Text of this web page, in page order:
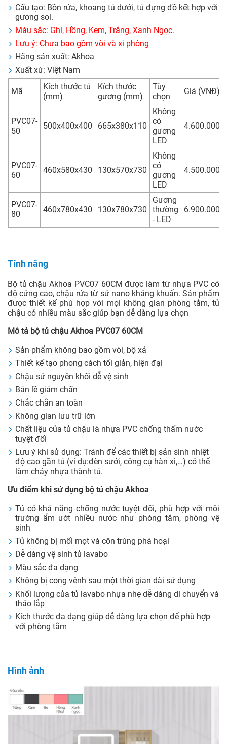
Cấu tạo: Bồn rửa, khoang tủ dưới, tủ đựng đồ kết hợp với
gương soi.
Màu sắc: Ghi, Hồng, Kem, Trắng, Xanh Ngọc.
Lưu ý: Chưa bao gồm vòi và xi phông
Hãng sản xuất: Akhoa
Xuất xứ: Việt Nam
Mã
Kích thước tủ
(mm)
Kích thước
gương (mm)
Tùy
chọn
Giá (VNĐ)
PVC07-
50
500x400x400 665x380x110
Không
có
gương
LED
4.600.000
PVC07-
60
460x580x430 130x570x730
Không
có
gương
LED
4.500.000
PVC07-
80
460x780x430 130x780x730
Gương
thường
- LED
6.900.000
Tính năng
Bộ tủ chậu Akhoa PVC07 60CM được làm từ nhựa PVC có
độ cứng cao, chậu rửa từ sứ nano kháng khuẩn. Sản phẩm
được thiết kế phù hợp với mọi không gian phòng tắm, tủ
chậu có nhiều màu sắc giúp bạn dễ dàng lựa chọn
Mô tả bộ tủ chậu Akhoa PVC07 60CM
Sản phẩm không bao gồm vòi, bộ xả
Thiết kế tạo phong cách tối giản, hiện đại
Chậu sứ nguyên khối dễ vệ sinh
Bản lề giảm chấn
Chắc chắn an toàn
Không gian lưu trữ lớn
Chất liệu của tủ chậu là nhựa PVC chống thấm nước
tuyệt đối
Lưu ý khi sử dụng: Tránh để các thiết bị sản sinh nhiệt
độ cao gần tủ (ví dụ:đèn sưởi, công cụ hàn xì,…) có thể
làm chảy nhựa thành tủ.
Ưu điểm khi sử dụng bộ tủ chậu Akhoa
Tủ có khả năng chống nước tuyệt đối, phù hợp với môi
trường ẩm ướt nhiều nước như phòng tắm, phòng vệ
sinh
Tủ không bị mối mọt và côn trùng phá hoại
Dễ dàng vệ sinh tủ lavabo
Màu sắc đa dạng
Không bị cong vênh sau một thời gian dài sử dụng
Khối lượng của tủ lavabo nhựa nhẹ dễ dàng di chuyển và
tháo lắp
Kích thước đa dạng giúp dễ dàng lựa chọn để phù hợp
với phòng tắm
Hình ảnh